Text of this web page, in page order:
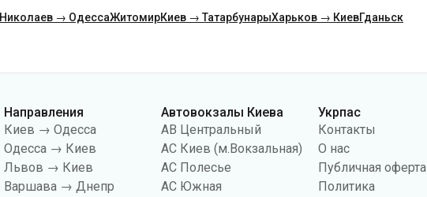
Николаев → ОдессаЖитомирКиев → ТатарбунарыХарьков → КиевГданьск
Направления
Киев → Одесса
Одесса → Киев
Львов → Киев
Варшава → Днепр
Автовокзалы Киева
АВ Центральный
АС Киев (м.Вокзальная)
АС Полесье
АС Южная
Укрпас
Контакты
О нас
Публичная оферта
Политика